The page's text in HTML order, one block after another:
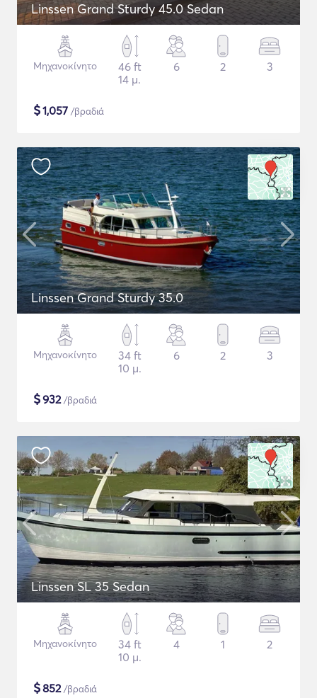
Linssen Grand Sturdy 45.0 Sedan
Μηχανοκίνητο
46 ft
14 μ.
6 2 3
$1,057 /βραδιά
Linssen Grand Sturdy 35.0
Μηχανοκίνητο
34 ft
10 μ.
6 2 3
$932/βραδιά
Linssen SL 35 Sedan
Μηχανοκίνητο
34 ft
10 μ.
4 1 2
$852/βραδιά